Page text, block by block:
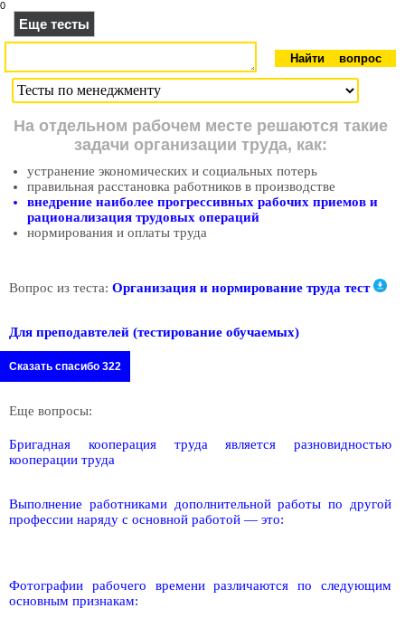
0
Еще тесты
На отдельном рабочем месте решаются такие
задачи организации труда, как:
устранение экономических и социальных потерь
правильная расстановка работников в производстве
внедрение наиболее прогрессивных рабочих приемов и
рационализация трудовых операций
нормирования и оплаты труда
Вопрос из теста: Организация и нормирование труда тест
Для преподавтелей (тестирование обучаемых)
Сказать спасибо 322
Еще вопросы:
Бригадная кооперация труда является разновидностью
кооперации труда
Выполнение работниками дополнительной работы по другой
профессии наряду с основной работой — это:
Фотографии рабочего времени различаются по следующим
основным признакам: